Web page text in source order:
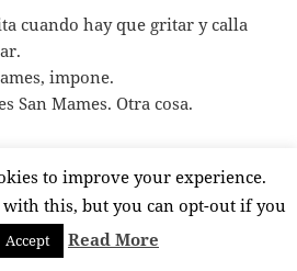
cuando hay que gritar y calla
impone.
San Mames. Otra cosa.
lo que cantan todos a toque
menor sentido.
que duda, que
to improve your experience.
this, but you can opt-out if you
Accept Read More